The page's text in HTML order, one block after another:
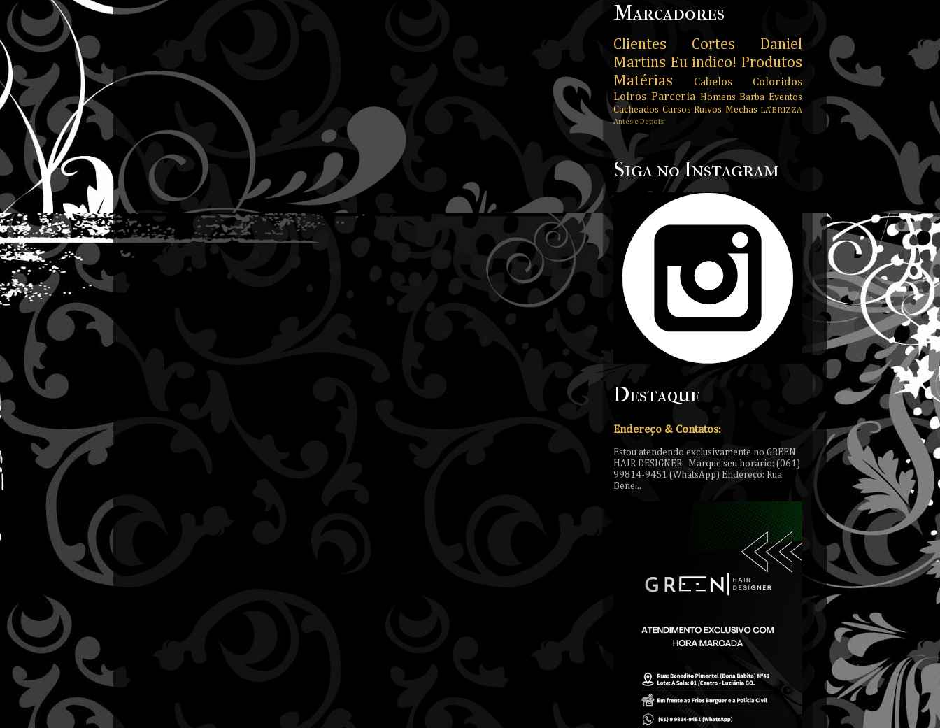
Marcadores
Clientes Cortes
Daniel
Martins Eu indico! Produtos
Matérias
Cabelos Coloridos
Loiros Parceria Homens Barba Eventos
Cacheados Cursos Ruivos Mechas LA’BRIZZA
Antes e Depois
Siga no Instagram
Destaque
Endereço & Contatos:
Estou atendendo exclusivamente no GREEN
HAIR DESIGNER Marque seu horário: (061)
99814-9451 (WhatsApp) Endereço: Rua
Bene...